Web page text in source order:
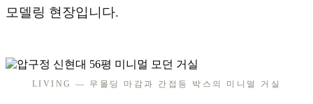
모델링 현장입니다.
LIVING — 무몰딩 마감과 간접등 박스의 미니멀 거실